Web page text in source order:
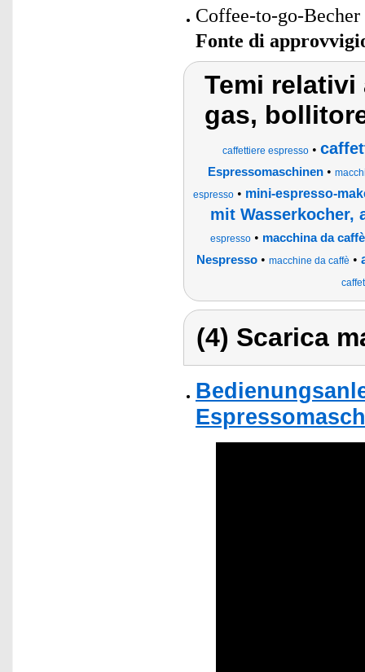
Coffee-to-go-
Fonte di
Temi
gas,
caffettiere espresso •
Espressomaschinen •
espresso• mini-espresso-
mit Wasserkocher,
espresso • macchina da
Nespresso• macchine da caffè •
(4) Scarica